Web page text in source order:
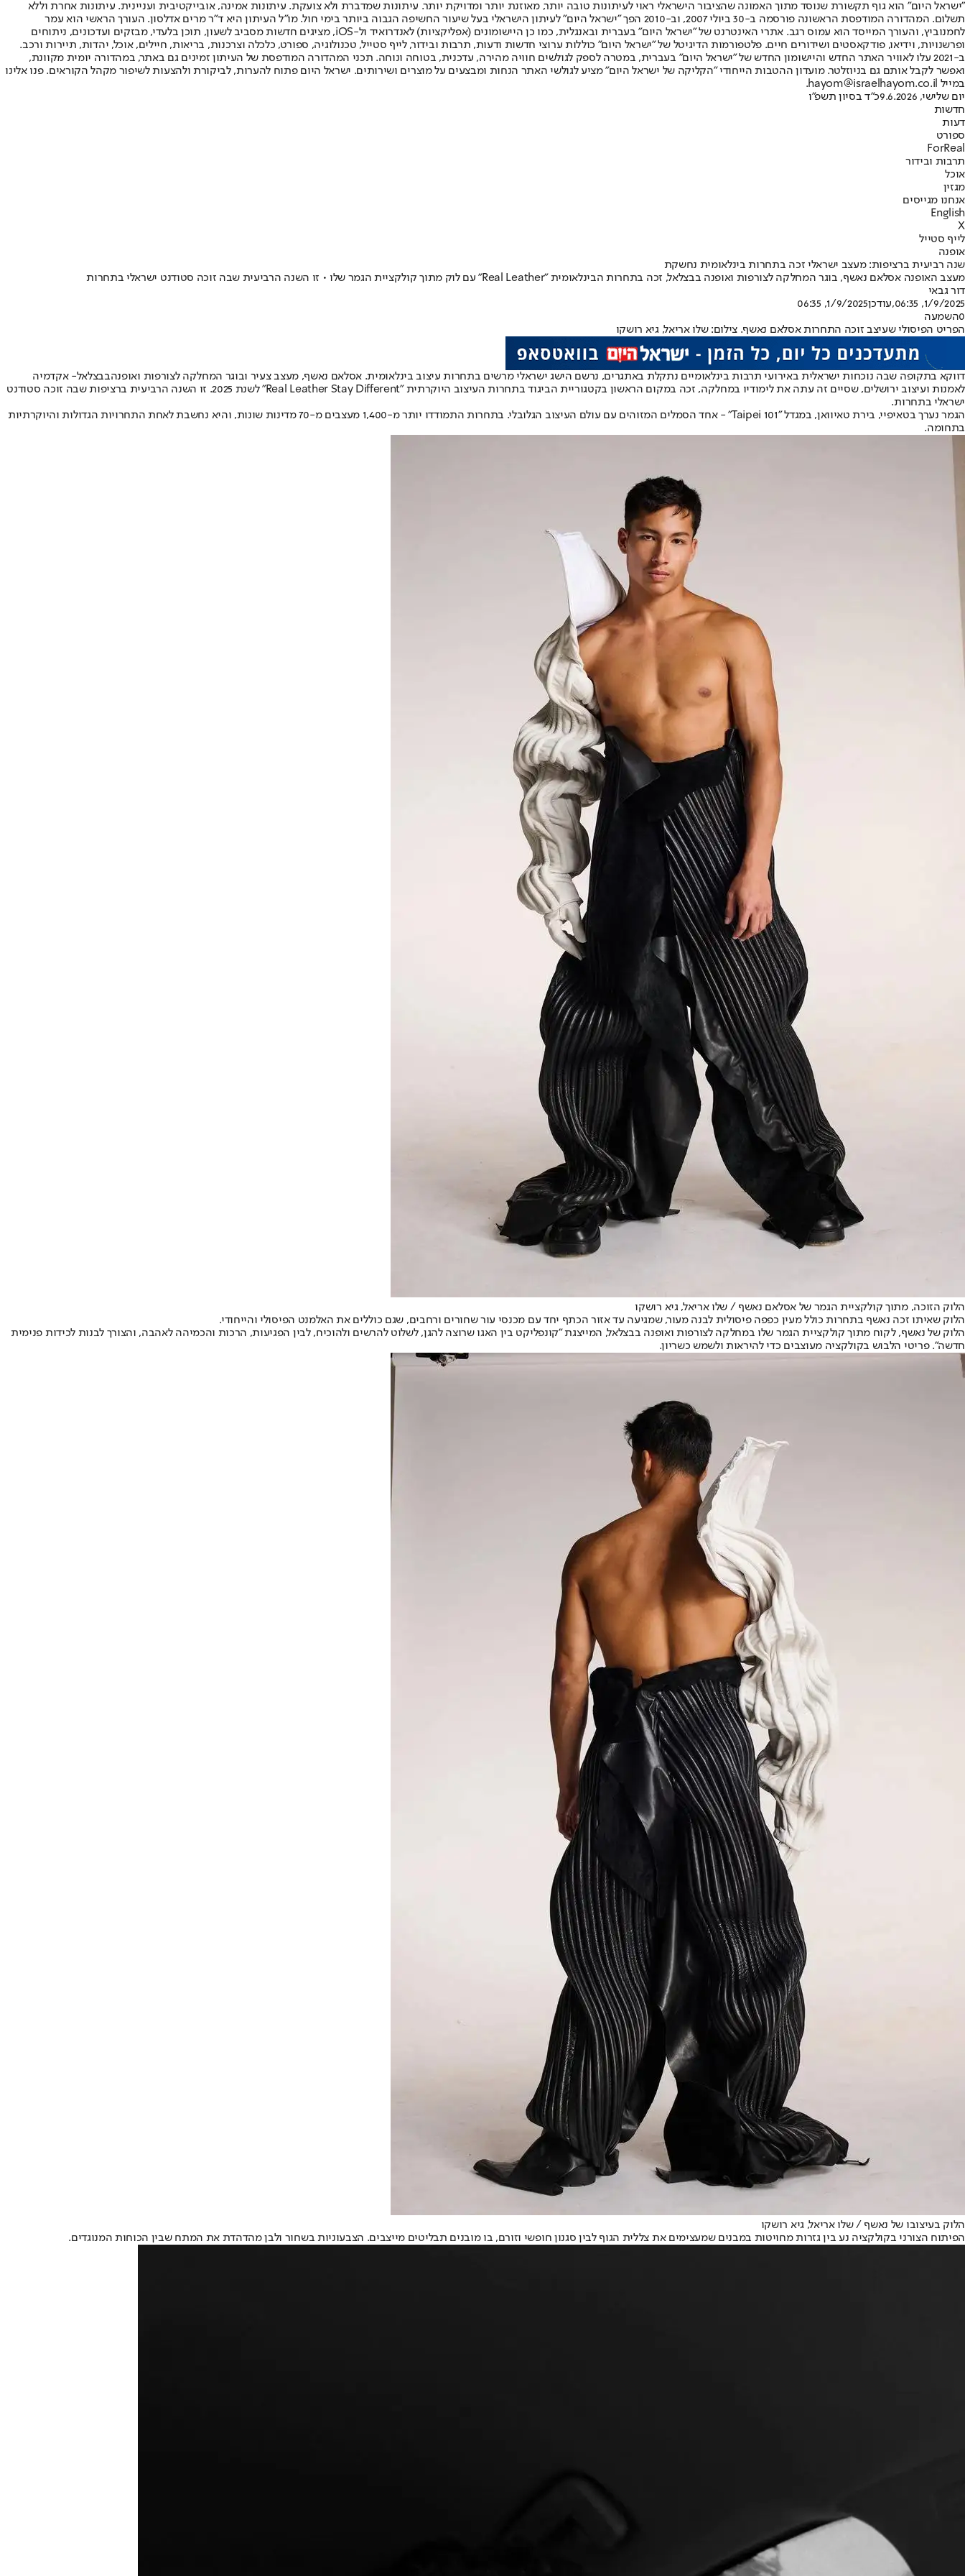
"ישראל היום" הוא גוף תקשורת שנוסד מתוך האמונה שהציבור הישראלי ראוי לעיתונות טובה יותר, מאוזנת יותר ומדויקת יותר. עיתונות שמדברת ולא צועקת. עיתונות אמינה, אובייקטיבית ועניינית. עיתונות אחרת וללא
תשלום. המהדורה המודפסת הראשונה פורסמה ב-30 ביולי 2007, וב-2010 הפך "ישראל היום" לעיתון הישראלי בעל שיעור החשיפה הגבוה ביותר בימי חול. מו"ל העיתון היא ד"ר מרים אדלסון. העורך הראשי הוא עמר
לחמנוביץ, והעורך המייסד הוא עמוס רגב. אתרי האינטרנט של "ישראל היום" בעברית ובאנגלית, כמו כן היישומונים (אפליקציות) לאנדרואיד ול-iOS, מציגים חדשות מסביב לשעון, תוכן בלעדי, מבזקים ועדכונים, ניתוחים
ופרשנויות, וידיאו, פודקאסטים ושידורים חיים. פלטפורמות הדיגיטל של "ישראל היום" כוללות ערוצי חדשות ודעות, תרבות ובידור, לייף סטייל, טכנולוגיה, ספורט, כלכלה וצרכנות, בריאות, חיילים, אוכל, יהדות, תיירות ורכב.
ב-2021 עלו לאוויר האתר החדש והיישומון החדש של "ישראל היום" בעברית, במטרה לספק לגולשים חוויה מהירה, עדכנית, בטוחה ונוחה. תכני המהדורה המודפסת של העיתון זמינים גם באתר, במהדורה יומית מקוונת,
ואפשר לקבל אותם גם בניוזלטר. מועדון ההטבות הייחודי "הקליקה של ישראל היום" מציע לגולשי האתר הנחות ומבצעים על מוצרים ושירותים. ישראל היום פתוח להערות, לביקורת ולהצעות לשיפור מקהל הקוראים. פנו אלינו
במייל hayom@israelhayom.co.il.
יום שלישי, 9.6.2026
כ"ד בסיון תשפ"ו
חדשות
דעות
ספורט
ForReal
תרבות ובידור
אוכל
מגזין
אנחנו מגייסים
English
X
לייף סטייל
אופנה
שנה רביעית ברציפות: מעצב ישראלי זכה בתחרות בינלאומית נחשקת
מעצב האופנה אסלאם נאשף, בוגר המחלקה לצורפות ואופנה בבצלאל, זכה בתחרות הבינלאומית "Real Leather" עם לוק מתוך קולקציית הגמר שלו • זו השנה הרביעית שבה זוכה סטודנט ישראלי בתחרות
דור גבאי
1/9/2025, 06:35
,עודכן1/9/2025, 06:35
0השמעה
הפריט הפיסולי שעיצב זוכה התחרות אסלאם נאשף. צילום: שלו אריאל, גיא רושקו
דווקא בתקופה שבה נוכחות ישראלית באירועי תרבות בינלאומיים נתקלת באתגרים, נרשם הישג ישראלי מרשים בתחרות עיצוב בינלאומית. אסלאם נאשף, מעצב צעיר ובוגר המחלקה לצורפות ואופנהבבצלאל- אקדמיה
לאמנות ועיצוב ירושלים, שסיים זה עתה את לימודיו במחלקה, זכה במקום הראשון בקטגוריית הביגוד בתחרות העיצוב היוקרתית "Real Leather Stay Different" לשנת 2025. זו השנה הרביעית ברציפות שבה זוכה סטודנט
ישראלי בתחרות.
הגמר נערך בטאיפיי, בירת טאיוואן, במגדל "Taipei 101" - אחד הסמלים המזוהים עם עולם העיצוב הגלובלי. בתחרות התמודדו יותר מ-1,400 מעצבים מ-70 מדינות שונות, והיא נחשבת לאחת התחרויות הגדולות והיוקרתיות
בתחומה.
הלוק הזוכה, מתוך קולקציית הגמר של אסלאם נאשף / שלו אריאל, גיא רושקו
הלוק שאיתו זכה נאשף בתחרות כולל מעין כפפה פיסולית לבנה מעור, שמגיעה עד אזור הכתף יחד עם מכנסי עור שחורים ורחבים, שגם כוללים את האלמנט הפיסולי והייחודי.
הלוק של נאשף, לקוח מתוך קולקציית הגמר שלו במחלקה לצורפות ואופנה בבצלאל, המייצגת "קונפליקט בין האגו שרוצה להגן, לשלוט להרשים ולהוכיח, לבין הפגיעות, הרכות והכמיהה לאהבה, והצורך לבנות לכידות פנימית
חדשה". פריטי הלבוש בקולקציה מעוצבים כדי להיראות ולשמש כשריון.
הלוק בעיצובו של נאשף / שלו אריאל, גיא רושקו
הפיתוח הצורני בקולקציה נע בין גזרות מחויטות במבנים שמעצימים את צללית הגוף לבין סגנון חופשי וזורם, בו מובנים תבליטים מייצבים. הצבעוניות בשחור ולבן מהדהדת את המתח שבין הכוחות המנוגדים.